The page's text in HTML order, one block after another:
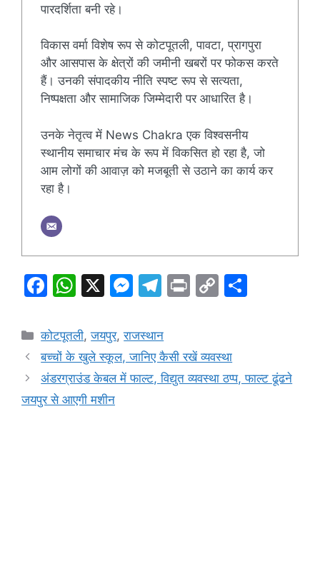
पारदर्शिता बनी रहे।
विकास वर्मा विशेष रूप से कोटपूतली, पावटा, प्रागपुरा
और आसपास के क्षेत्रों की जमीनी खबरों पर फोकस करते
हैं। उनकी संपादकीय नीति स्पष्ट रूप से सत्यता,
निष्पक्षता और सामाजिक जिम्मेदारी पर आधारित है।
उनके नेतृत्व में News Chakra एक विश्वसनीय
स्थानीय समाचार मंच के रूप में विकसित हो रहा है, जो
आम लोगों की आवाज़ को मजबूती से उठाने का कार्य कर
रहा है।
F
c
e
b
o
W
at
s
A
p
X
M
s
s
e
T
e
gr
a
Pr C
y
Li
Categories
कोटपूतली,जयपुर,राजस्थान
बच्चों के खुले स्कूल, जानिए कैसी रखें व्यवस्था
अंडरग्राउंड केबल में फाल्ट, विद्युत व्यवस्था ठप्प, फाल्ट ढूंढने
जयपुर से आएगी मशीन